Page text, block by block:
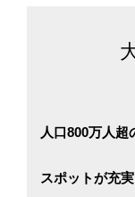
人口800万人
スポットが充